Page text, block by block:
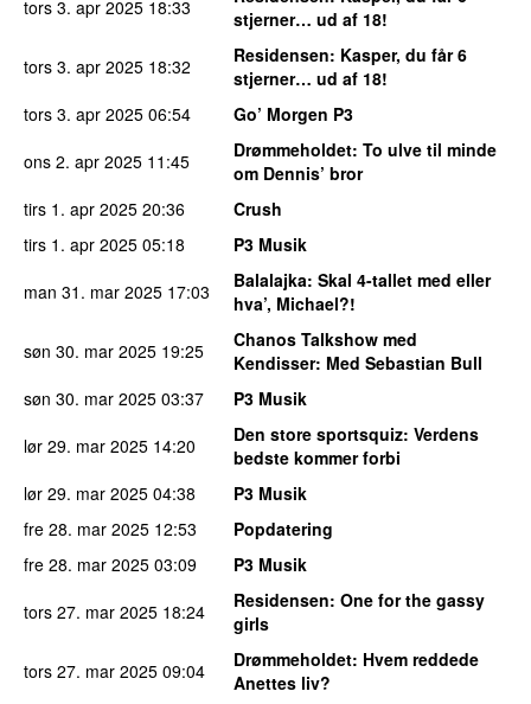
tors 3. apr 2025 18:33
stjerner… ud af 18!
tors 3. apr 2025 18:32 Residensen: Kasper, du får 6
stjerner… ud af 18!
tors 3. apr 2025 06:54
Go’ Morgen P3
ons 2. apr 2025 11:45 Drømmeholdet: To ulve til minde
om Dennis’ bror
tirs 1. apr 2025 20:36
Crush
tirs 1. apr 2025 05:18
P3 Musik
man 31. mar 2025 17:03 Balalajka: Skal 4-tallet med eller
hva’, Michael?!
søn 30. mar 2025 19:25
Chanos Talkshow med
Kendisser: Med Sebastian Bull
søn 30. mar 2025 03:37
P3 Musik
lør 29. mar 2025 14:20 Den store sportsquiz: Verdens
bedste kommer forbi
lør 29. mar 2025 04:38
P3 Musik
fre 28. mar 2025 12:53
Popdatering
fre 28. mar 2025 03:09
P3 Musik
tors 27. mar 2025 18:24 Residensen: One for the gassy
girls
tors 27. mar 2025 09:04 Drømmeholdet: Hvem reddede
Anettes liv?